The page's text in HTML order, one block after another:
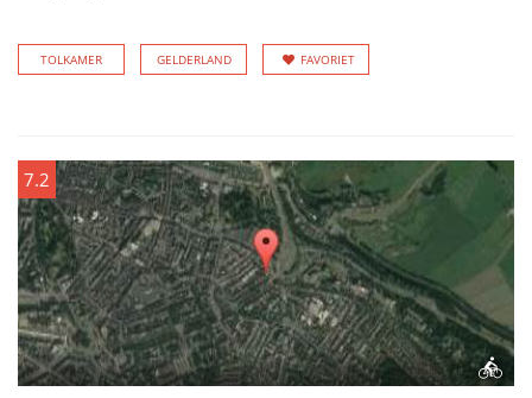
TOLKAMER GELDERLAND FAVORIET
7.2